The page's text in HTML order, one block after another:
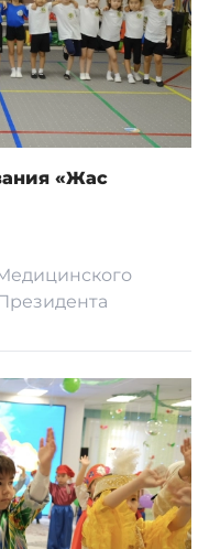
«Жас